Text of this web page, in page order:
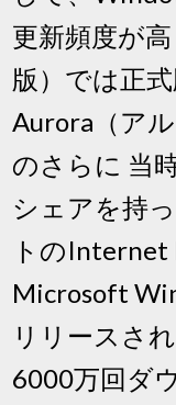
更新頻度が
版）では正
Aurora（ア
のさらに 当
シェアを持
トのInternet
Microsoft
リリースさ
6000万回ダ